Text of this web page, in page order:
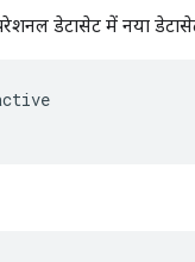
डेटासेट में नया